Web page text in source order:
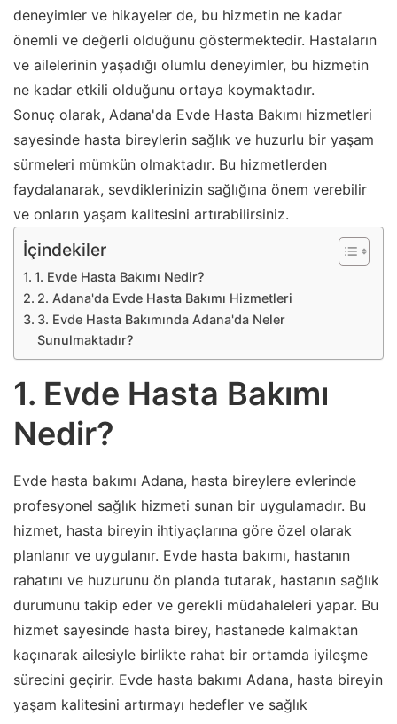
deneyimler ve hikayeler de, bu hizmetin ne kadar
önemli ve değerli olduğunu göstermektedir. Hastaların
ve ailelerinin yaşadığı olumlu deneyimler, bu hizmetin
ne kadar etkili olduğunu ortaya koymaktadır.
Sonuç olarak, Adana'da Evde Hasta Bakımı hizmetleri
sayesinde hasta bireylerin sağlık ve huzurlu bir yaşam
sürmeleri mümkün olmaktadır. Bu hizmetlerden
faydalanarak, sevdiklerinizin sağlığına önem verebilir
ve onların yaşam kalitesini artırabilirsiniz.
İçindekiler
1. Evde Hasta Bakımı Nedir?
2. Adana'da Evde Hasta Bakımı Hizmetleri
3. Evde Hasta Bakımında Adana'da Neler
Sunulmaktadır?
1. Evde Hasta Bakımı
Nedir?
Evde hasta bakımı Adana, hasta bireylere evlerinde
profesyonel sağlık hizmeti sunan bir uygulamadır. Bu
hizmet, hasta bireyin ihtiyaçlarına göre özel olarak
planlanır ve uygulanır. Evde hasta bakımı, hastanın
rahatını ve huzurunu ön planda tutarak, hastanın sağlık
durumunu takip eder ve gerekli müdahaleleri yapar. Bu
hizmet sayesinde hasta birey, hastanede kalmaktan
kaçınarak ailesiyle birlikte rahat bir ortamda iyileşme
sürecini geçirir. Evde hasta bakımı Adana, hasta bireyin
yaşam kalitesini artırmayı hedefler ve sağlık